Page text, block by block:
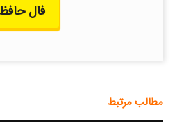
فال
مطالب مرتبط